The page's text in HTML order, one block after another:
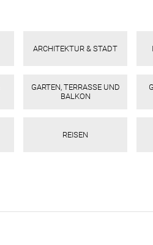
ARCHITEKTUR & STADT
GARTEN, TERRASSE UND
BALKON
REISEN